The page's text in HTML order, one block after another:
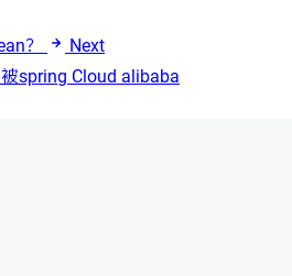
？
Next
spring Cloud alibaba